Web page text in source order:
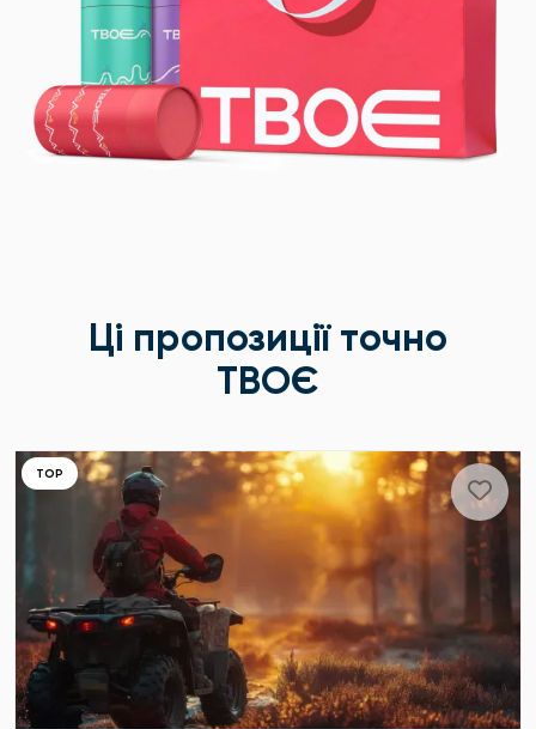
Ці пропозиції точно
ТВОЄ
ТОР